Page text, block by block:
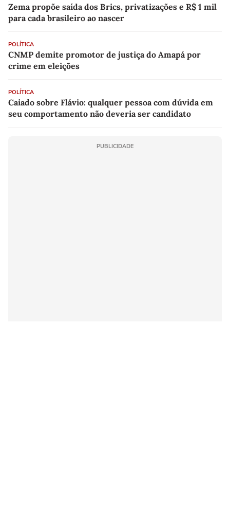
Zema propõe saída dos Brics, privatizações e R$ 1 mil
para cada brasileiro ao nascer
POLÍTICA
CNMP demite promotor de justiça do Amapá por
crime em eleições
POLÍTICA
Caiado sobre Flávio: qualquer pessoa com dúvida em
seu comportamento não deveria ser candidato
PUBLICIDADE